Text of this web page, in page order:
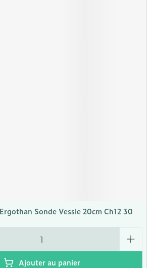
Sonde Vessie 20cm Ch12 30
Ajouter au panier